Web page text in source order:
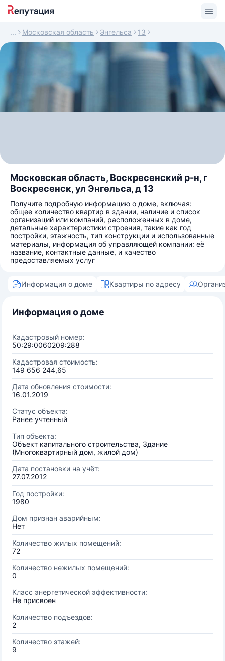
Московская область Энгельса 13
Московская область, Воскресенский р-н, г
Воскресенск, ул Энгельса, д 13
Получите подробную информацию о доме, включая:
общее количество квартир в здании, наличие и список
организаций или компаний, расположенных в доме,
детальные характеристики строения, такие как год
постройки, этажность, тип конструкции и использованные
материалы, информация об управляющей компании: её
название, контактные данные, и качество
предоставляемых услуг
Информация о доме Квартиры по адресу
Информация о доме
Кадастровый номер:
50:29:0060209:288
Кадастровая стоимость:
149 656 244,65
Дата обновления стоимости:
16.01.2019
Статус объекта:
Ранее учтенный
Тип объекта:
Объект капитального строительства, Здание
(Многоквартирный дом, жилой дом)
Дата постановки на учёт:
27.07.2012
Год постройки:
1980
Дом признан аварийным:
Нет
Количество жилых помещений:
72
Количество нежилых помещений:
0
Класс энергетической эффективности:
Не присвоен
Количество подъездов:
2
Количество этажей:
9